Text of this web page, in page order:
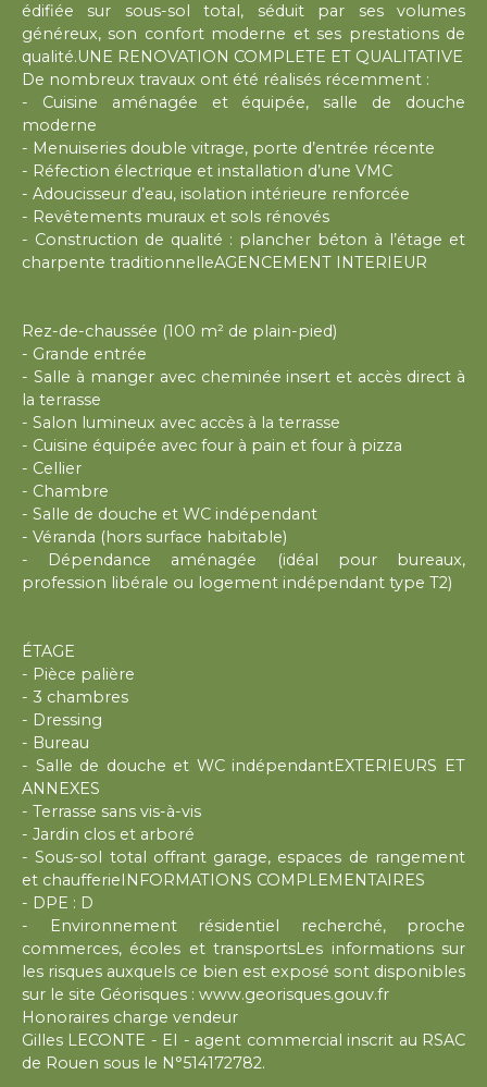
édifiée sur sous-sol total, séduit par ses volumes
généreux, son confort moderne et ses prestations de
qualité.UNE RENOVATION COMPLETE ET QUALITATIVE
De nombreux travaux ont été réalisés récemment :
- Cuisine aménagée et équipée, salle de douche
moderne
- Menuiseries double vitrage, porte d’entrée récente
- Réfection électrique et installation d’une VMC
- Adoucisseur d’eau, isolation intérieure renforcée
- Revêtements muraux et sols rénovés
- Construction de qualité : plancher béton à l’étage et
charpente traditionnelleAGENCEMENT INTERIEUR
Rez-de-chaussée (100 m² de plain-pied)
- Grande entrée
- Salle à manger avec cheminée insert et accès direct à
la terrasse
- Salon lumineux avec accès à la terrasse
- Cuisine équipée avec four à pain et four à pizza
- Cellier
- Chambre
- Salle de douche et WC indépendant
- Véranda (hors surface habitable)
- Dépendance aménagée (idéal pour bureaux,
profession libérale ou logement indépendant type T2)
ÉTAGE
- Pièce palière
- 3 chambres
- Dressing
- Bureau
- Salle de douche et WC indépendantEXTERIEURS ET
ANNEXES
- Terrasse sans vis-à-vis
- Jardin clos et arboré
- Sous-sol total offrant garage, espaces de rangement
et chaufferieINFORMATIONS COMPLEMENTAIRES
- DPE : D
- Environnement résidentiel recherché, proche
commerces, écoles et transportsLes informations sur
les risques auxquels ce bien est exposé sont disponibles
sur le site Géorisques : www.georisques.gouv.fr
Honoraires charge vendeur
Gilles LECONTE - EI - agent commercial inscrit au RSAC
de Rouen sous le N°514172782.